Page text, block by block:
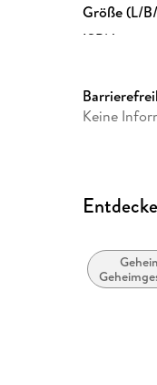
Größe (L/
ISBN
Keine